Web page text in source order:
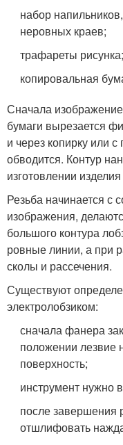
набор
неровных краев;
трафареты рисунка;
копировальная
Сначала
бумаги вырезается
и через копирку или
обводится. Контур
изготовлении
Резьба начинается с
изображения,
большого контура
ровные линии, а при
сколы и рассечения.
Существуют
электролобзиком:
сначала фанера
положении лезвие
поверхность;
инструмент нужно
после завершения
отшлифовать